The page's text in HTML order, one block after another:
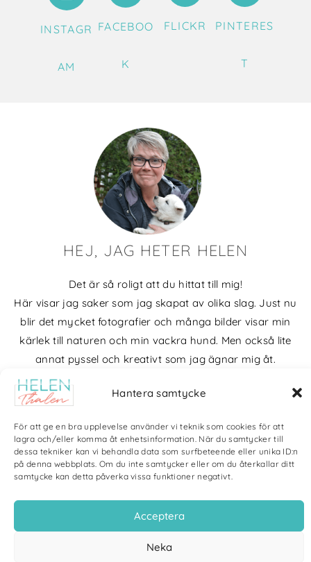
Hantera samtycke
För att ge en bra upplevelse använder vi teknik som cookies för att
lagra och/eller komma åt enhetsinformation. När du samtycker till
dessa tekniker kan vi behandla data som surfbeteende eller unika ID:n
på denna webbplats. Om du inte samtycker eller om du återkallar ditt
samtycke kan detta påverka vissa funktioner negativt.
Acceptera
Neka
INSTAGR
AM
FACEBOO
K
FLICKR PINTERES
T
HEJ, JAG HETER HELEN
Det är så roligt att du hittat till mig!
Här visar jag saker som jag skapat av olika slag. Just nu
blir det mycket fotografier och många bilder visar min
kärlek till naturen och min vackra hund. Men också lite
annat pyssel och kreativt som jag ägnar mig åt.
Bloggarkiv
Copyright Helen Thalen 2026 – All rights reserved. |Integritetspolicy